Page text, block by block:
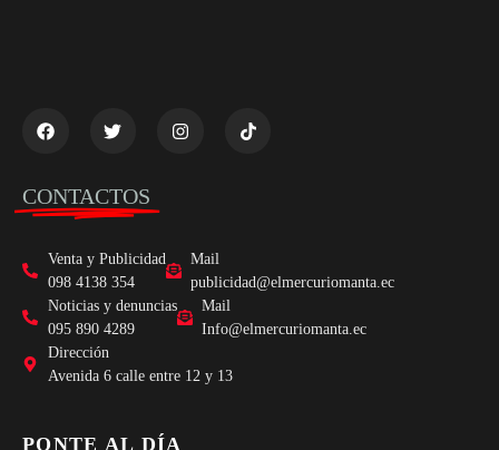
CONTACTOS
Venta y Publicidad
098 4138 354
Mail
publicidad@elmercuriomanta.ec
Noticias y denuncias
095 890 4289
Mail
Info@elmercuriomanta.ec
Dirección
Avenida 6 calle entre 12 y 13
PONTE AL DÍA